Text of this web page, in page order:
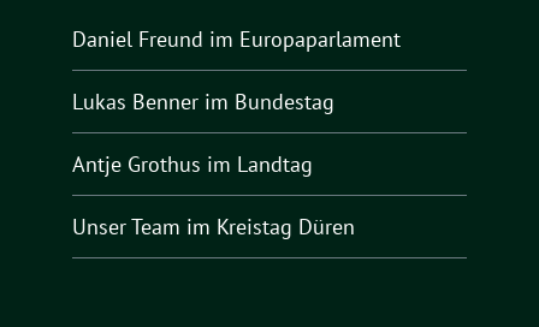
Daniel Freund im Europaparlament
Lukas Benner im Bundestag
Antje Grothus im Landtag
Unser Team im Kreistag Düren